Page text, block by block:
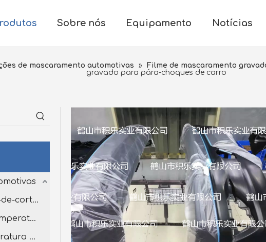
Sobre nós Equipamento Notícias
de mascaramento automotivas » Filme de mascaramento
gravado para pára-choques de carro
Soluções de mascaramento cor-de-corte personalizado
Fita adesiva de papel de alta temperatura
Filme de máscara de alta temperatura para pintura